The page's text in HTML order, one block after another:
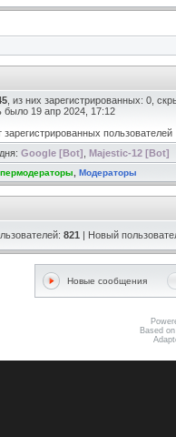
, из них зарегистрированных: 0,
было 19 апр 2024, 17:12
пользователей
Google [Bot] Majestic-12 [Bot]
Модераторы
821 | Новый
Новые сообщения
Based